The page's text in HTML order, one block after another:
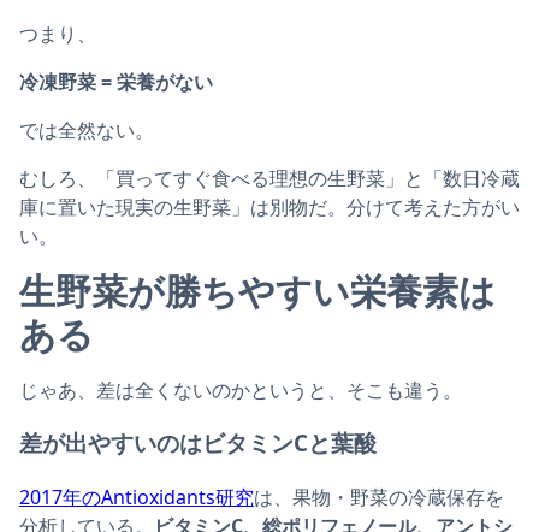
つまり、
冷凍野菜 = 栄養がない
では全然ない。
むしろ、「買ってすぐ食べる理想の生野菜」と「数日冷蔵
庫に置いた現実の生野菜」は別物だ。分けて考えた方がい
い。
生野菜が勝ちやすい栄養素は
ある
じゃあ、差は全くないのかというと、そこも違う。
差が出やすいのはビタミンCと葉酸
2017年のAntioxidants研究は、果物・野菜の冷蔵保存を
分析している。
ビタミンC、総ポリフェノール、アントシ